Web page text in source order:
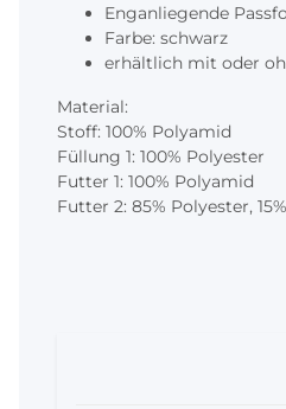
Enganliegende
Farbe: schwarz
erhältlich mit oder
Material:
Stoff: 100% Polyamid
Füllung 1: 100% Polyester
Futter 1: 100% Polyamid
Futter 2: 85% Polyester,